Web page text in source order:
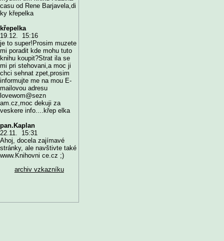
casu od Rene Barjavela,di
ky křepelka
křepelka
19.12. 15:16
je to super!Prosim muzete
mi poradit kde mohu tuto
knihu koupit?Strat ila se
mi pri stehovani,a moc ji
chci sehnat zpet,prosim
informujte me na mou E-
mailovou adresu
lovewom@sezn
am.cz,moc dekuji za
veskere info....křep elka
pan.Kaplan
22.11. 15:31
Ahoj, docela zajímavé
stránky, ale navštivte také
www.Knihovni ce.cz ;)
archiv vzkazníku